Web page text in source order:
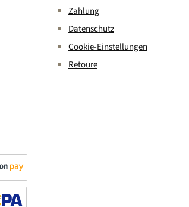
Zahlung
Datenschutz
Cookie-Einstellungen
Retoure
Pay